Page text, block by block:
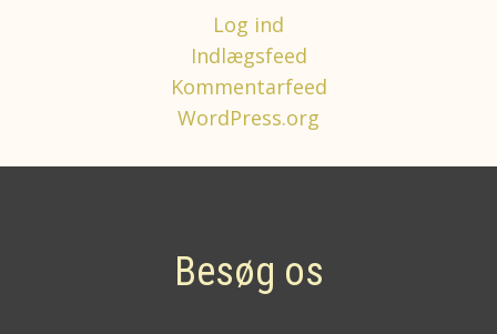
Log ind
Indlægsfeed
Kommentarfeed
WordPress.org
Besøg os